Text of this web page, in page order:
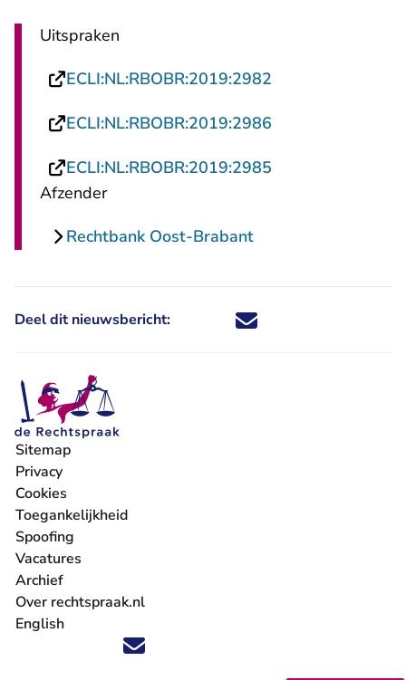
Uitspraken
ECLI:NL:RBOBR:2019:2982
ECLI:NL:RBOBR:2019:2986
ECLI:NL:RBOBR:2019:2985
Afzender
Rechtbank Oost-Brabant
Deel dit nieuwsbericht: Deel dit nieuwsbericht via X -
Deel dit nieuwsbericht via
Deel dit nieuwsbericht
Deel dit
Volg ons op X (Twitter) - U verlaat Rechtspraak.nl
Volg ons op Facebook - U verlaat Rechtspraak.nl
Volg ons op Instagram - U verlaat Rechtspraak.nl
Volg ons op Youtube - U verlaat Rechtspraak.nl
Volg ons op LinkedIn - U verlaat
'Blijf op de hoogte' nieuwsbrief - U verlaat
Sitemap
Privacy
Cookies
Toegankelijkheid
Spoofing
Vacatures
- U verlaat Rechtspraak.nl
Archief
Over rechtspraak.nl
English